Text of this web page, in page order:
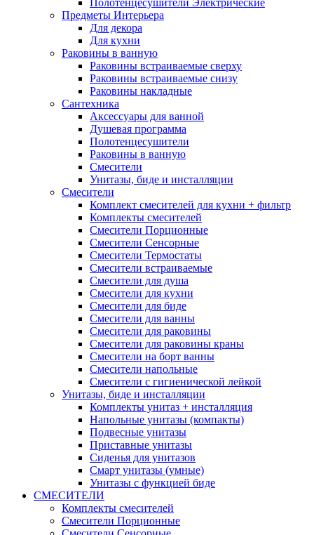
Полотенцесушители Электрические
Предметы Интерьера
Для декора
Для кухни
Раковины в ванную
Раковины встраиваемые сверху
Раковины встраиваемые снизу
Раковины накладные
Сантехника
Аксессуары для ванной
Душевая программа
Полотенцесушители
Раковины в ванную
Смесители
Унитазы, биде и инсталляции
Смесители
Комплект смесителей для кухни + фильтр
Комплекты смесителей
Смесители Порционные
Смесители Сенсорные
Смесители Термостаты
Смесители встраиваемые
Смесители для душа
Смесители для кухни
Смесители для биде
Смесители для ванны
Смесители для раковины
Смесители для раковины краны
Смесители на борт ванны
Смесители напольные
Смесители с гигиенической лейкой
Унитазы, биде и инсталляции
Комплекты унитаз + инсталляция
Напольные унитазы (компакты)
Подвесные унитазы
Приставные унитазы
Сиденья для унитазов
Смарт унитазы (умные)
Унитазы с функцией биде
СМЕСИТЕЛИ
Комплекты смесителей
Смесители Порционные